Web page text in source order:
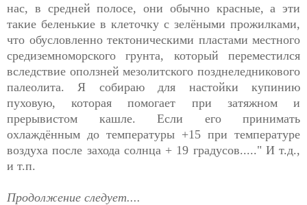
нас, в средней полосе, они обычно красные, а эти
такие беленькие в клеточку с зелёными прожилками,
что обусловленно тектоническими пластами местного
средиземноморского грунта, который переместился
вследствие оползней мезолитского позднеледникового
палеолита. Я собираю для настойки купинию
пуховую, которая помогает при затяжном и
прерывистом кашле. Если его принимать
охлаждённым до температуры +15 при температуре
воздуха после захода солнца + 19 градусов....." И т.д.,
и т.п.
Продолжение следует....